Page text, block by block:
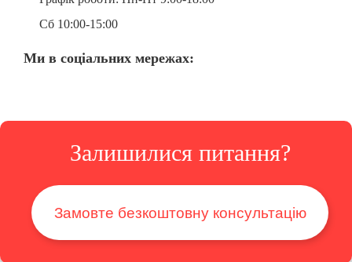
Сб 10:00-15:00
Ми в соціальних мережах:
Залишилися питання?
Замовте безкоштовну консультацію